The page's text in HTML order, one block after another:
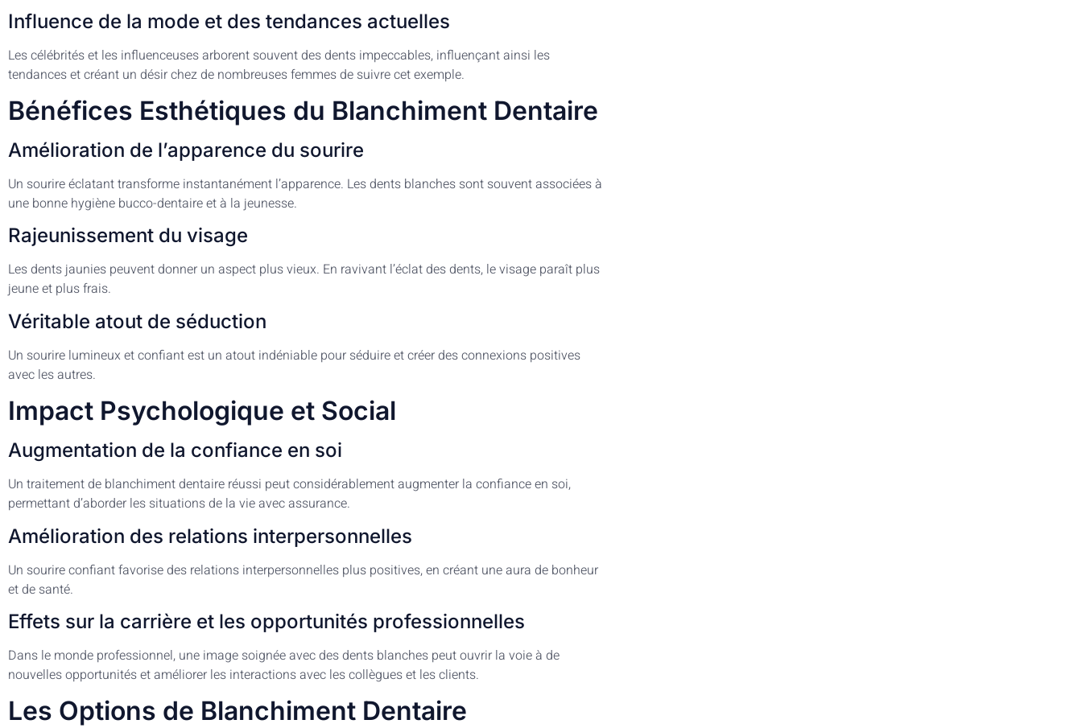
Influence de la mode et des tendances actuelles
Les célébrités et les influenceuses arborent souvent des dents impeccables, influençant ainsi les
tendances et créant un désir chez de nombreuses femmes de suivre cet exemple.
Bénéfices Esthétiques du Blanchiment Dentaire
Amélioration de l’apparence du sourire
Un sourire éclatant transforme instantanément l’apparence. Les dents blanches sont souvent associées à
une bonne hygiène bucco-dentaire et à la jeunesse.
Rajeunissement du visage
Les dents jaunies peuvent donner un aspect plus vieux. En ravivant l’éclat des dents, le visage paraît plus
jeune et plus frais.
Véritable atout de séduction
Un sourire lumineux et confiant est un atout indéniable pour séduire et créer des connexions positives
avec les autres.
Impact Psychologique et Social
Augmentation de la confiance en soi
Un traitement de blanchiment dentaire réussi peut considérablement augmenter la confiance en soi,
permettant d’aborder les situations de la vie avec assurance.
Amélioration des relations interpersonnelles
Un sourire confiant favorise des relations interpersonnelles plus positives, en créant une aura de bonheur
et de santé.
Effets sur la carrière et les opportunités professionnelles
Dans le monde professionnel, une image soignée avec des dents blanches peut ouvrir la voie à de
nouvelles opportunités et améliorer les interactions avec les collègues et les clients.
Les Options de Blanchiment Dentaire